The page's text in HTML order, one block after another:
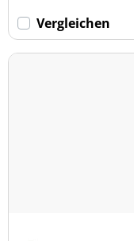
Vergleichen